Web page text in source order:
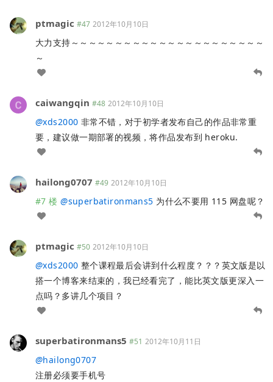
ptmagic #47 2012年10月10日
大力支持～～～～～～～～～～～～～～～～～～～～～～
～
caiwangqin #48 2012年10月10日
@xds2000 非常不错，对于初学者发布自己的作品非常重
要，建议做一期部署的视频，将作品发布到 heroku.
hailong0707 #49 2012年10月10日
#7 楼 @superbatironmans5 为什么不要用 115 网盘呢？
ptmagic #50 2012年10月10日
@xds2000 整个课程最后会讲到什么程度？？？英文版是以
搭一个博客来结束的，我已经看完了，能比英文版更深入一
点吗？多讲几个项目？
superbatironmans5 #51 2012年10月11日
@hailong0707
注册必须要手机号